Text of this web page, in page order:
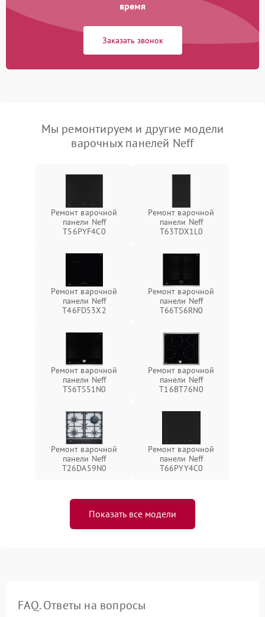
время
Заказать звонок
Мы ремонтируем и другие модели
варочных панелей Neff
Ремонт варочной
панели Neff
T56PYF4C0
Ремонт варочной
панели Neff
T63TDX1L0
Ремонт варочной
панели Neff
T46FD53X2
Ремонт варочной
панели Neff
T66TS6RN0
Ремонт варочной
панели Neff
T56TS51N0
Ремонт варочной
панели Neff
T16BT76N0
Ремонт варочной
панели Neff
T26DA59N0
Ремонт варочной
панели Neff
T66PYY4C0
Показать все модели
FAQ. Ответы на вопросы